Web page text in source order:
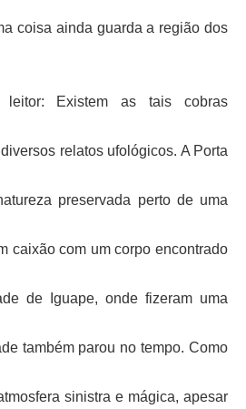
coisa ainda guarda a região dos
leitor: Existem as tais cobras
relatos ufológicos. A Porta
preservada perto de uma
caixão com um corpo encontrado
de Iguape, onde fizeram uma
também parou no tempo. Como
sinistra e mágica, apesar